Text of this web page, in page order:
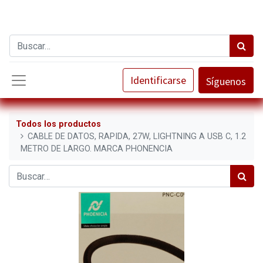
Identificarse Síguenos
Todos los productos
CABLE DE DATOS, RAPIDA, 27W, LIGHTNING A USB C, 1.2
METRO DE LARGO. MARCA PHONENCIA